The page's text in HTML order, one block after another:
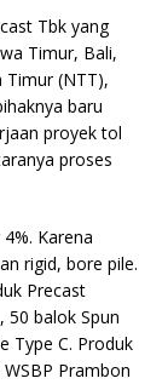
Tbk yang
Timur, Bali,
Timur (NTT),
baru
proyek tol
proses
Karena
rigid, bore pile.
Precast
50 balok Spun
Type C. Produk
Prambon